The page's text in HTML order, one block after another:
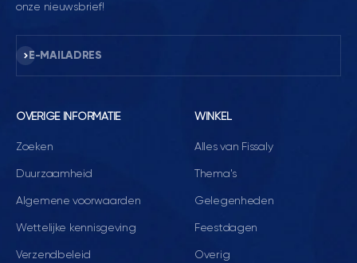
onze nieuwsbrief!
E-MAILADRES
Abonneren
OVERIGE INFORMATIE
Zoeken
Duurzaamheid
Algemene voorwaarden
Wettelijke kennisgeving
Verzendbeleid
WINKEL
Alles van Fissaly
Thema's
Gelegenheden
Feestdagen
Overig